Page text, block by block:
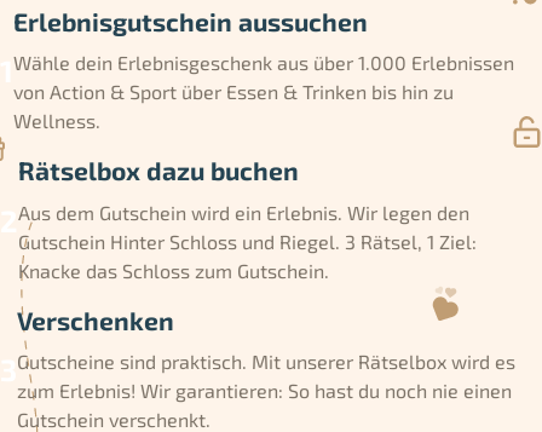
Erlebnisgutschein aussuchen
Wähle dein Erlebnisgeschenk aus über 1.000 Erlebnissen
von Action & Sport über Essen & Trinken bis hin zu
Wellness.
Rätselbox dazu buchen
Aus dem Gutschein wird ein Erlebnis. Wir legen den
Gutschein Hinter Schloss und Riegel. 3 Rätsel, 1 Ziel:
Knacke das Schloss zum Gutschein.
Verschenken
Gutscheine sind praktisch. Mit unserer Rätselbox wird es
zum Erlebnis! Wir garantieren: So hast du noch nie einen
Gutschein verschenkt.